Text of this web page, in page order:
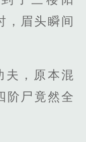
，眉头瞬间
夫，原本混
阶尸竟然全